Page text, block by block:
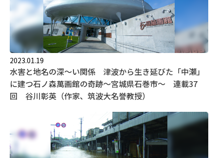
2023.01.19
水害と地名の深～い関係 津波から生き延びた「中瀬」
に建つ石ノ森萬画館の奇跡～宮城県石巻市～ 連載37
回 谷川彰英（作家、筑波大名誉教授）